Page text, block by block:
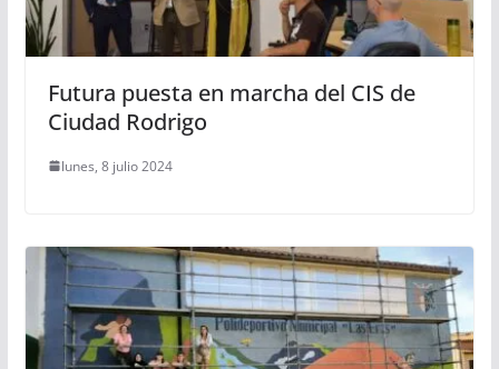
Futura puesta en marcha del CIS de
Ciudad Rodrigo
lunes, 8 julio 2024